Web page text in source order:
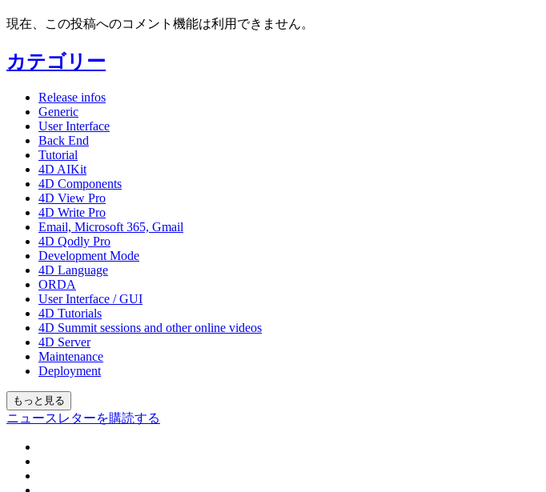
現在、この投稿へのコメント機能は利用できません。
カテゴリー
Release infos
Generic
User Interface
Back End
Tutorial
4D AIKit
4D Components
4D View Pro
4D Write Pro
Email, Microsoft 365, Gmail
4D Qodly Pro
Development Mode
4D Language
ORDA
User Interface / GUI
4D Tutorials
4D Summit sessions and other online videos
4D Server
Maintenance
Deployment
もっと見る
ニュースレターを購読する